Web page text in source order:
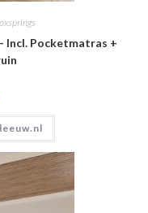
Incl. Pocketmatras +